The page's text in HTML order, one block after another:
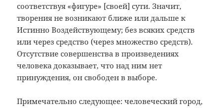
соответствуя «фигуре» [своей] сути. Значит,
творения не возникают ближе или дальше к
Истинно Воздействующему; без всяких средств
или через средство (через множество средств).
Отсутствие совершенства в произведениях
человека доказывает, что над ним нет
принуждения, он свободен в выборе.
Примечательно следующее: человеческий город,